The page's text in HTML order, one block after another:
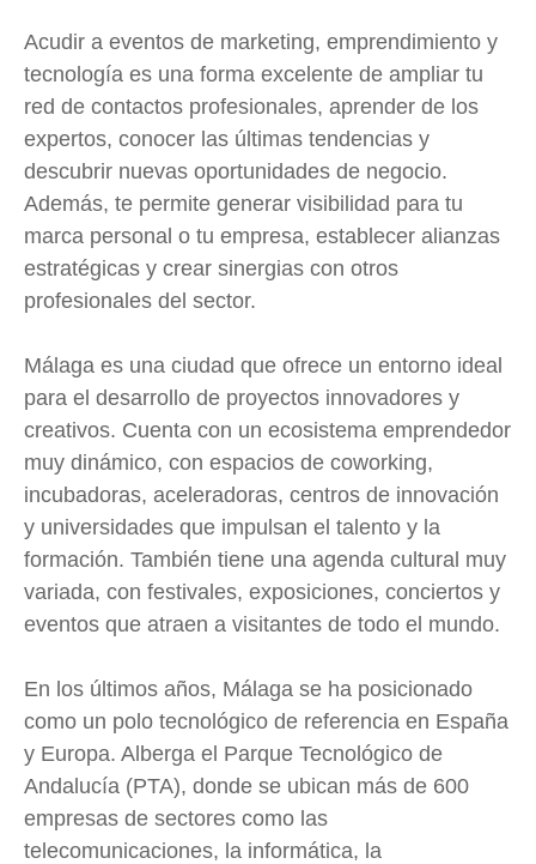
Acudir a eventos de marketing, emprendimiento y
tecnología es una forma excelente de ampliar tu
red de contactos profesionales, aprender de los
expertos, conocer las últimas tendencias y
descubrir nuevas oportunidades de negocio.
Además, te permite generar visibilidad para tu
marca personal o tu empresa, establecer alianzas
estratégicas y crear sinergias con otros
profesionales del sector.
Málaga es una ciudad que ofrece un entorno ideal
para el desarrollo de proyectos innovadores y
creativos. Cuenta con un ecosistema emprendedor
muy dinámico, con espacios de coworking,
incubadoras, aceleradoras, centros de innovación
y universidades que impulsan el talento y la
formación. También tiene una agenda cultural muy
variada, con festivales, exposiciones, conciertos y
eventos que atraen a visitantes de todo el mundo.
En los últimos años, Málaga se ha posicionado
como un polo tecnológico de referencia en España
y Europa. Alberga el Parque Tecnológico de
Andalucía (PTA), donde se ubican más de 600
empresas de sectores como las
telecomunicaciones, la informática, la